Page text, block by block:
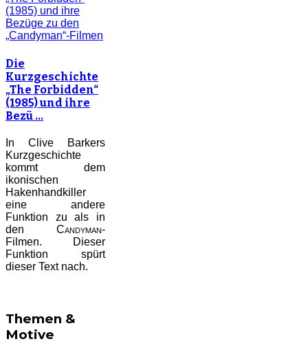
Die
Kurzgeschichte
„The Forbidden“
(1985) und ihre
Bezü …
In Clive Barkers
Kurzgeschichte
kommt dem
ikonischen
Hakenhandkiller
eine andere
Funktion zu als in
denCandyman-
Filmen. Dieser
Funktion spürt
dieser Text nach.
Themen &
Motive